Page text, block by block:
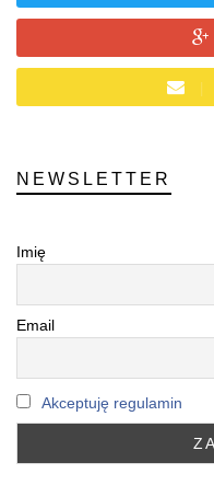
NEWSLETTER
Imię
Email
Akceptuję regulamin